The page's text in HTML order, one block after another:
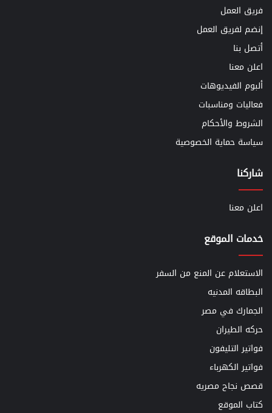
فريق العمل
إنضم لفريق العمل
أتصل بنا
اعلن معنا
ألبوم الفيديوهات
فعاليات ومناسبات
الشروط والأحكام
سياسة حماية الخصوصية
شاركنا
اعلن معنا
خدمات الموقع
الاستعلام عن المنع من السفر
البطاقه المدنيه
الجمارك في مصر
حركه الطيران
فواتير التليفون
فواتير الكهرباء
قصص نجاح مصريه
كتاب الموقع